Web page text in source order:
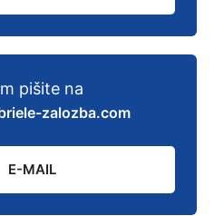
pišite na
zalozba.com
E-MAIL